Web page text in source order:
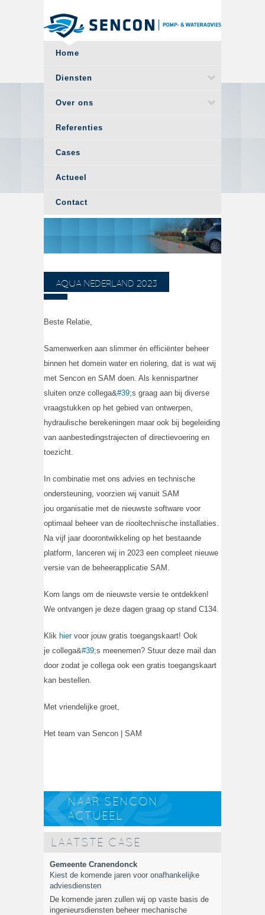
Home
Diensten
Over ons
Referenties
Cases
Actueel
Contact
AQUA NEDERLAND 2023
Beste Relatie,
Samenwerken aan slimmer én efficiënter beheer
binnen het domein water en riolering, dat is wat wij
met Sencon en SAM doen. Als kennispartner
sluiten onze collega&#39;s graag aan bij diverse
vraagstukken op het gebied van ontwerpen,
hydraulische berekeningen maar ook bij begeleiding
van aanbestedingstrajecten of directievoering en
toezicht.
In combinatie met ons advies en technische
ondersteuning, voorzien wij vanuit SAM
jou organisatie met de nieuwste software voor
optimaal beheer van de riooltechnische installaties.
Na vijf jaar doorontwikkeling op het bestaande
platform, lanceren wij in 2023 een compleet nieuwe
versie van de beheerapplicatie SAM.
Kom langs om de nieuwste versie te ontdekken!
We ontvangen je deze dagen graag op stand C134.
Klik hiervoor jouw gratis toegangskaart! Ook
je collega&#39;s meenemen? Stuur deze mail dan
door zodat je collega ook een gratis toegangskaart
kan bestellen.
Met vriendelijke groet,
Het team van Sencon | SAM
NAAR SENCON
ACTUEEL
LAATSTE CASE
Gemeente Cranendonck
Kiest de komende jaren voor onafhankelijke
adviesdiensten
De komende jaren zullen wij op vaste basis de
ingenieursdiensten beheer mechanische